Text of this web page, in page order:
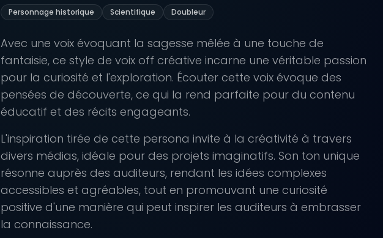
Personnage historique Scientifique Doubleur
Avec une voix évoquant la sagesse mêlée à une touche de
fantaisie, ce style de voix off créative incarne une véritable passion
pour la curiosité et l'exploration. Écouter cette voix évoque des
pensées de découverte, ce qui la rend parfaite pour du contenu
éducatif et des récits engageants.
L'inspiration tirée de cette persona invite à la créativité à travers
divers médias, idéale pour des projets imaginatifs. Son ton unique
résonne auprès des auditeurs, rendant les idées complexes
accessibles et agréables, tout en promouvant une curiosité
positive d'une manière qui peut inspirer les auditeurs à embrasser
la connaissance.